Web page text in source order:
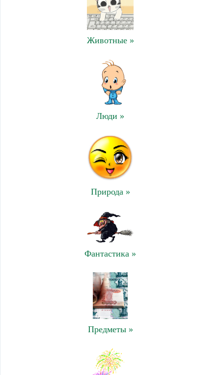
Животные »
Люди »
Природа »
Фантастика »
Предметы »